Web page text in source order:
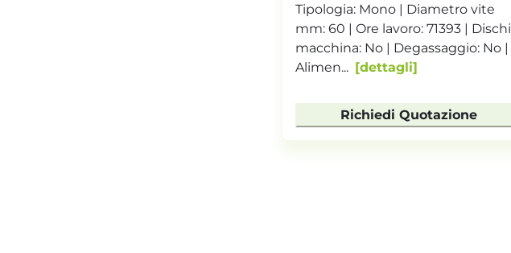
Tipologia: Mono | Diametro vite
mm: 60 | Ore lavoro: 71393 | Dischi
macchina: No | Degassaggio: No |
Alimen...
dettagli
Richiedi Quotazione